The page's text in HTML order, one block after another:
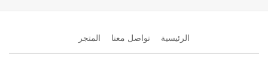
الرئيسية تواصل معنا المتجر